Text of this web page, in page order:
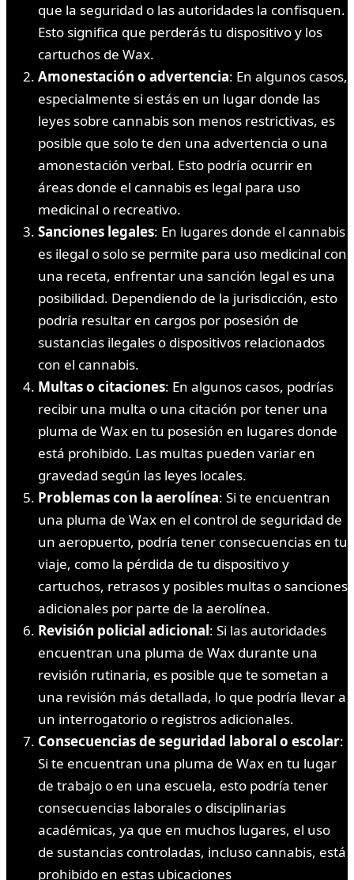
que la seguridad o las autoridades la confisquen.
Esto significa que perderás tu dispositivo y los
cartuchos de Wax.
Amonestación o advertencia: En algunos casos,
especialmente si estás en un lugar donde las
leyes sobre cannabis son menos restrictivas, es
posible que solo te den una advertencia o una
amonestación verbal. Esto podría ocurrir en
áreas donde el cannabis es legal para uso
medicinal o recreativo.
Sanciones legales: En lugares donde el cannabis
es ilegal o solo se permite para uso medicinal con
una receta, enfrentar una sanción legal es una
posibilidad. Dependiendo de la jurisdicción, esto
podría resultar en cargos por posesión de
sustancias ilegales o dispositivos relacionados
con el cannabis.
Multas o citaciones: En algunos casos, podrías
recibir una multa o una citación por tener una
pluma de Wax en tu posesión en lugares donde
está prohibido. Las multas pueden variar en
gravedad según las leyes locales.
Problemas con la aerolínea: Si te encuentran
una pluma de Wax en el control de seguridad de
un aeropuerto, podría tener consecuencias en tu
viaje, como la pérdida de tu dispositivo y
cartuchos, retrasos y posibles multas o sanciones
adicionales por parte de la aerolínea.
Revisión policial adicional: Si las autoridades
encuentran una pluma de Wax durante una
revisión rutinaria, es posible que te sometan a
una revisión más detallada, lo que podría llevar a
un interrogatorio o registros adicionales.
Consecuencias de seguridad laboral o escolar:
Si te encuentran una pluma de Wax en tu lugar
de trabajo o en una escuela, esto podría tener
consecuencias laborales o disciplinarias
académicas, ya que en muchos lugares, el uso
de sustancias controladas, incluso cannabis, está
prohibido en estas ubicaciones